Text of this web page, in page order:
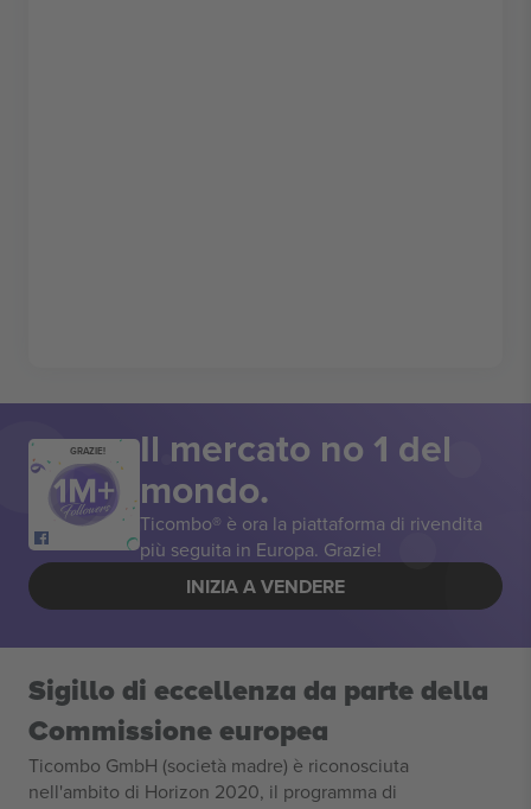
GRAZIE! Il mercato no 1 del
mondo.
Ticombo® è ora la piattaforma di rivendita
più seguita in Europa. Grazie!
INIZIA A VENDERE
Sigillo di eccellenza da parte della
Commissione europea
Ticombo GmbH (società madre) è riconosciuta
nell'ambito di Horizon 2020, il programma di